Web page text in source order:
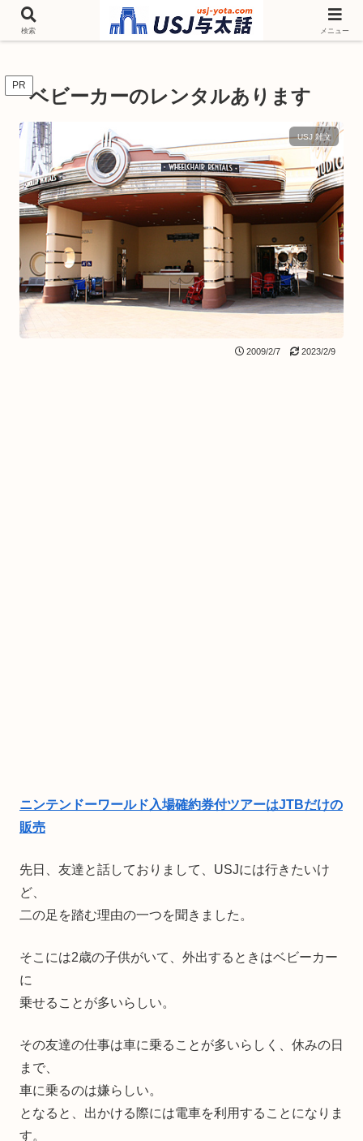
チケットやシーズンイベント ニンテンドーワールド アトラクションなどユニ
バを歩いて情報収集しています
PR ベビーカーのレンタルあります
USJ 雑文
2009/2/7 2023/2/9
ニンテンドーワールド入場確約券付ツアーはJTBだけの
販売
先日、友達と話しておりまして、USJには行きたいけ
ど、
二の足を踏む理由の一つを聞きました。
そこには2歳の子供がいて、外出するときはベビーカー
に
乗せることが多いらしい。
その友達の仕事は車に乗ることが多いらしく、休みの日
まで、
車に乗るのは嫌らしい。
となると、出かける際には電車を利用することになりま
す。
検索 メニュー